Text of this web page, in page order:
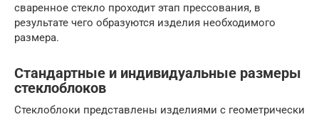
сваренное стекло проходит этап прессования, в
результате чего образуются изделия необходимого
размера.
Стандартные и индивидуальные размеры
стеклоблоков
Стеклоблоки представлены изделиями с геометрически